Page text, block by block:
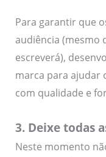
Para garantir que
audiência (mesmo
escreverá),
marca para ajudar
com qualidade e
3. Deixe todas
Neste momento